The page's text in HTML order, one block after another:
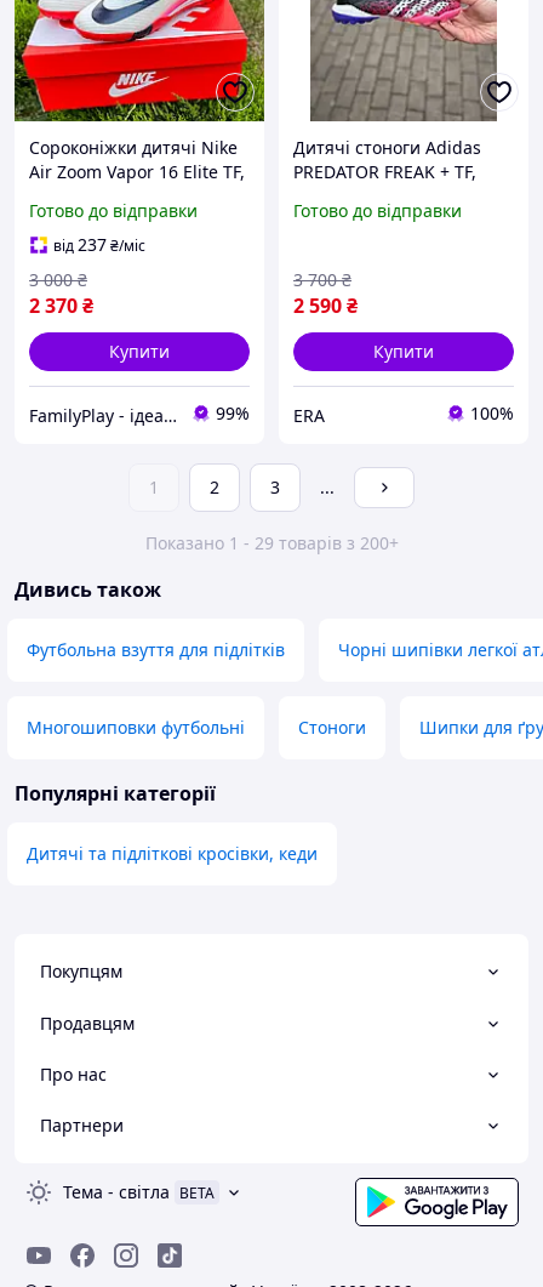
Сороконіжки дитячі Nike
Air Zoom Vapor 16 Elite TF,
футболу найк
Готово до відправки
від237₴/міс
2 370₴
3 000 ₴
Купити
FamilyPlay - ідеальне поєднання спортивних та дитячих товарів 99%
Дитячі стоноги Adidas
PREDATOR FREAK + TF,
футболу
Готово до відправки
2 590₴
3 700 ₴
Купити
ERA 100%
1 2 3 ...
Показано 1 - 29 товарів з 200+
Дивись також
Футбольна взуття для підлітків Чорні шипівки легкої
Многошиповки футбольні Стоноги Шипки для
Популярні категорії
Дитячі та підліткові кросівки, кеди
Покупцям
Продавцям
Про нас
Партнери
Тема - світла BETA